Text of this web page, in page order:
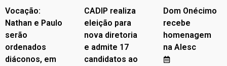
Vocação:
Nathan e Paulo
serão
ordenados
diáconos, em
CADIP realiza
eleição para
nova diretoria
e admite 17
candidatos ao
Dom Onécimo
recebe
homenagem
na Alesc